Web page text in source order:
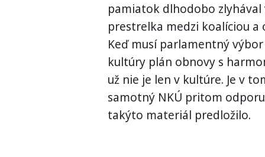
pamiatok dlhodobo
prestrelka medzi koalíciou
Keď musí parlamentný
kultúry plán obnovy s
už nie je len v kultúre. Je v
samotný NKÚ pritom
takýto materiál predložilo.